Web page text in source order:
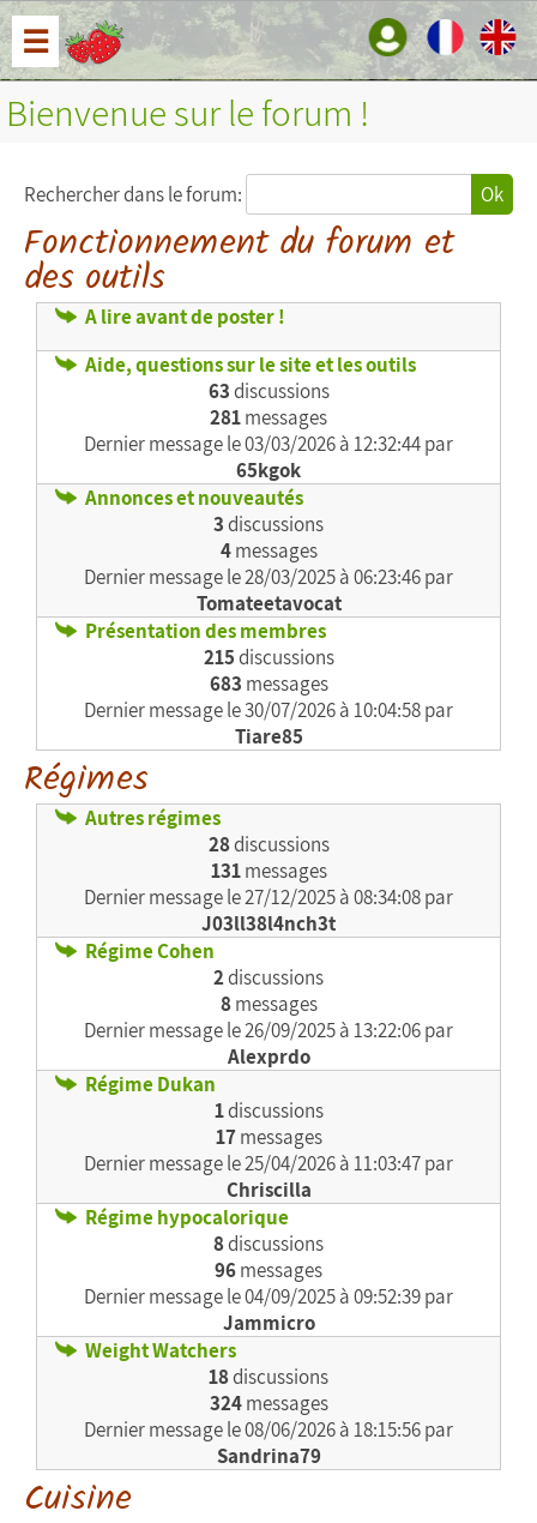
☰
Bienvenue sur le forum !
Rechercher dans le forum: Ok
Fonctionnement du forum et
des outils
A lire avant de poster !
Aide, questions sur le site et les outils
63discussions
281messages
Dernier message le03/03/2026 à 12:32:44 par
65kgok
Annonces et nouveautés
3discussions
4messages
Dernier message le28/03/2025 à 06:23:46 par
Tomateetavocat
Présentation des membres
215discussions
683 messages
Dernier message le30/07/2026 à 10:04:58 par
Tiare85
Régimes
Autres régimes
28discussions
131messages
Dernier message le27/12/2025 à 08:34:08 par
J03ll38l4nch3t
Régime Cohen
2discussions
8messages
Dernier message le26/09/2025 à 13:22:06 par
Alexprdo
Régime Dukan
1discussions
17messages
Dernier message le25/04/2026 à 11:03:47 par
Chriscilla
Régime hypocalorique
8discussions
96messages
Dernier message le04/09/2025 à 09:52:39 par
Jammicro
Weight Watchers
18discussions
324messages
Dernier message le08/06/2026 à 18:15:56 par
Sandrina79
Cuisine